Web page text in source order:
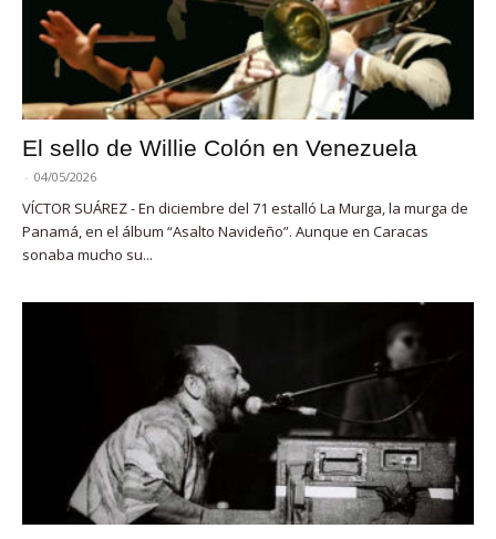
El sello de Willie Colón en Venezuela
- 04/05/2026
VÍCTOR SUÁREZ - En diciembre del 71 estalló La Murga, la murga de
Panamá, en el álbum “Asalto Navideño”. Aunque en Caracas
sonaba mucho su...